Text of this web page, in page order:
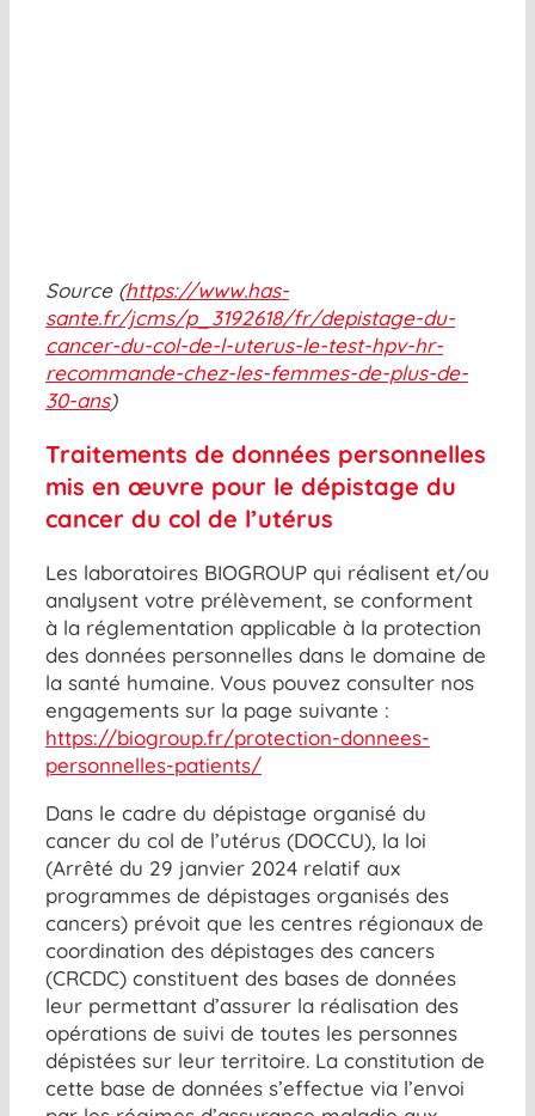
Source (https://www.has-
sante.fr/jcms/p_3192618/fr/depistage-du-
cancer-du-col-de-l-uterus-le-test-hpv-hr-
recommande-chez-les-femmes-de-plus-de-
30-ans)
Traitements de données personnelles
mis en œuvre pour le dépistage du
cancer du col de l’utérus
Les laboratoires BIOGROUP qui réalisent et/ou
analysent votre prélèvement, se conforment
à la réglementation applicable à la protection
des données personnelles dans le domaine de
la santé humaine. Vous pouvez consulter nos
engagements sur la page suivante :
https://biogroup.fr/protection-donnees-
personnelles-patients/
Dans le cadre du dépistage organisé du
cancer du col de l’utérus (DOCCU), la loi
(Arrêté du 29 janvier 2024 relatif aux
programmes de dépistages organisés des
cancers) prévoit que les centres régionaux de
coordination des dépistages des cancers
(CRCDC) constituent des bases de données
leur permettant d’assurer la réalisation des
opérations de suivi de toutes les personnes
dépistées sur leur territoire. La constitution de
cette base de données s’effectue via l’envoi